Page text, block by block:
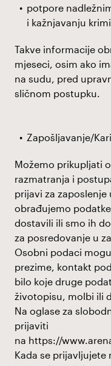
potpore
i kažnjavanju
Takve informacije
mjeseci, osim ako
na sudu, pred
sličnom postupku.
Zapošljavanje/
Možemo prikupljati
razmatranja i
prijavi za
obrađujemo
dostavili ili smo ih
za posredovanje u
Osobni podaci
prezime, kontakt
bilo koje druge
životopisu, molbi ili
Na oglase za
prijaviti
na https://
Kada se prijavljujete